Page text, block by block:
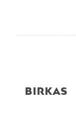
BIRKAS